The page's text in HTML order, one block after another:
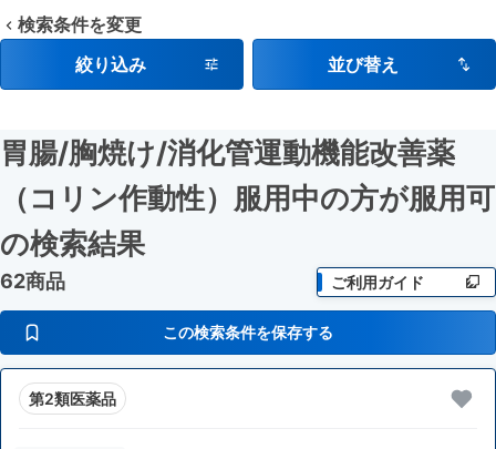
検索条件を変更
絞り込み
並び替え
胃腸/胸焼け/消化管運動機能改善薬
（コリン作動性）服用中の方が服用可
の検索結果
62商品 ご利用ガイド
この検索条件を保存する
第2類医薬品